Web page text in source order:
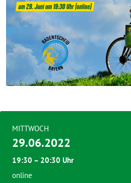
MITTWOCH
29.06.2022
19:30 – 20:30 Uhr
online